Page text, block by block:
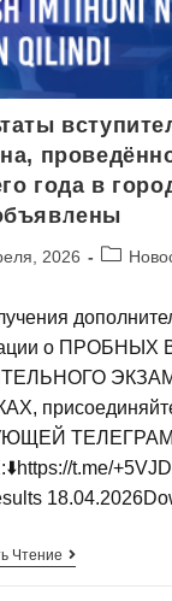
года в
2026
о ПРОБНЫХ
ТЕЛЕГРАМ
t.me/
Чтение